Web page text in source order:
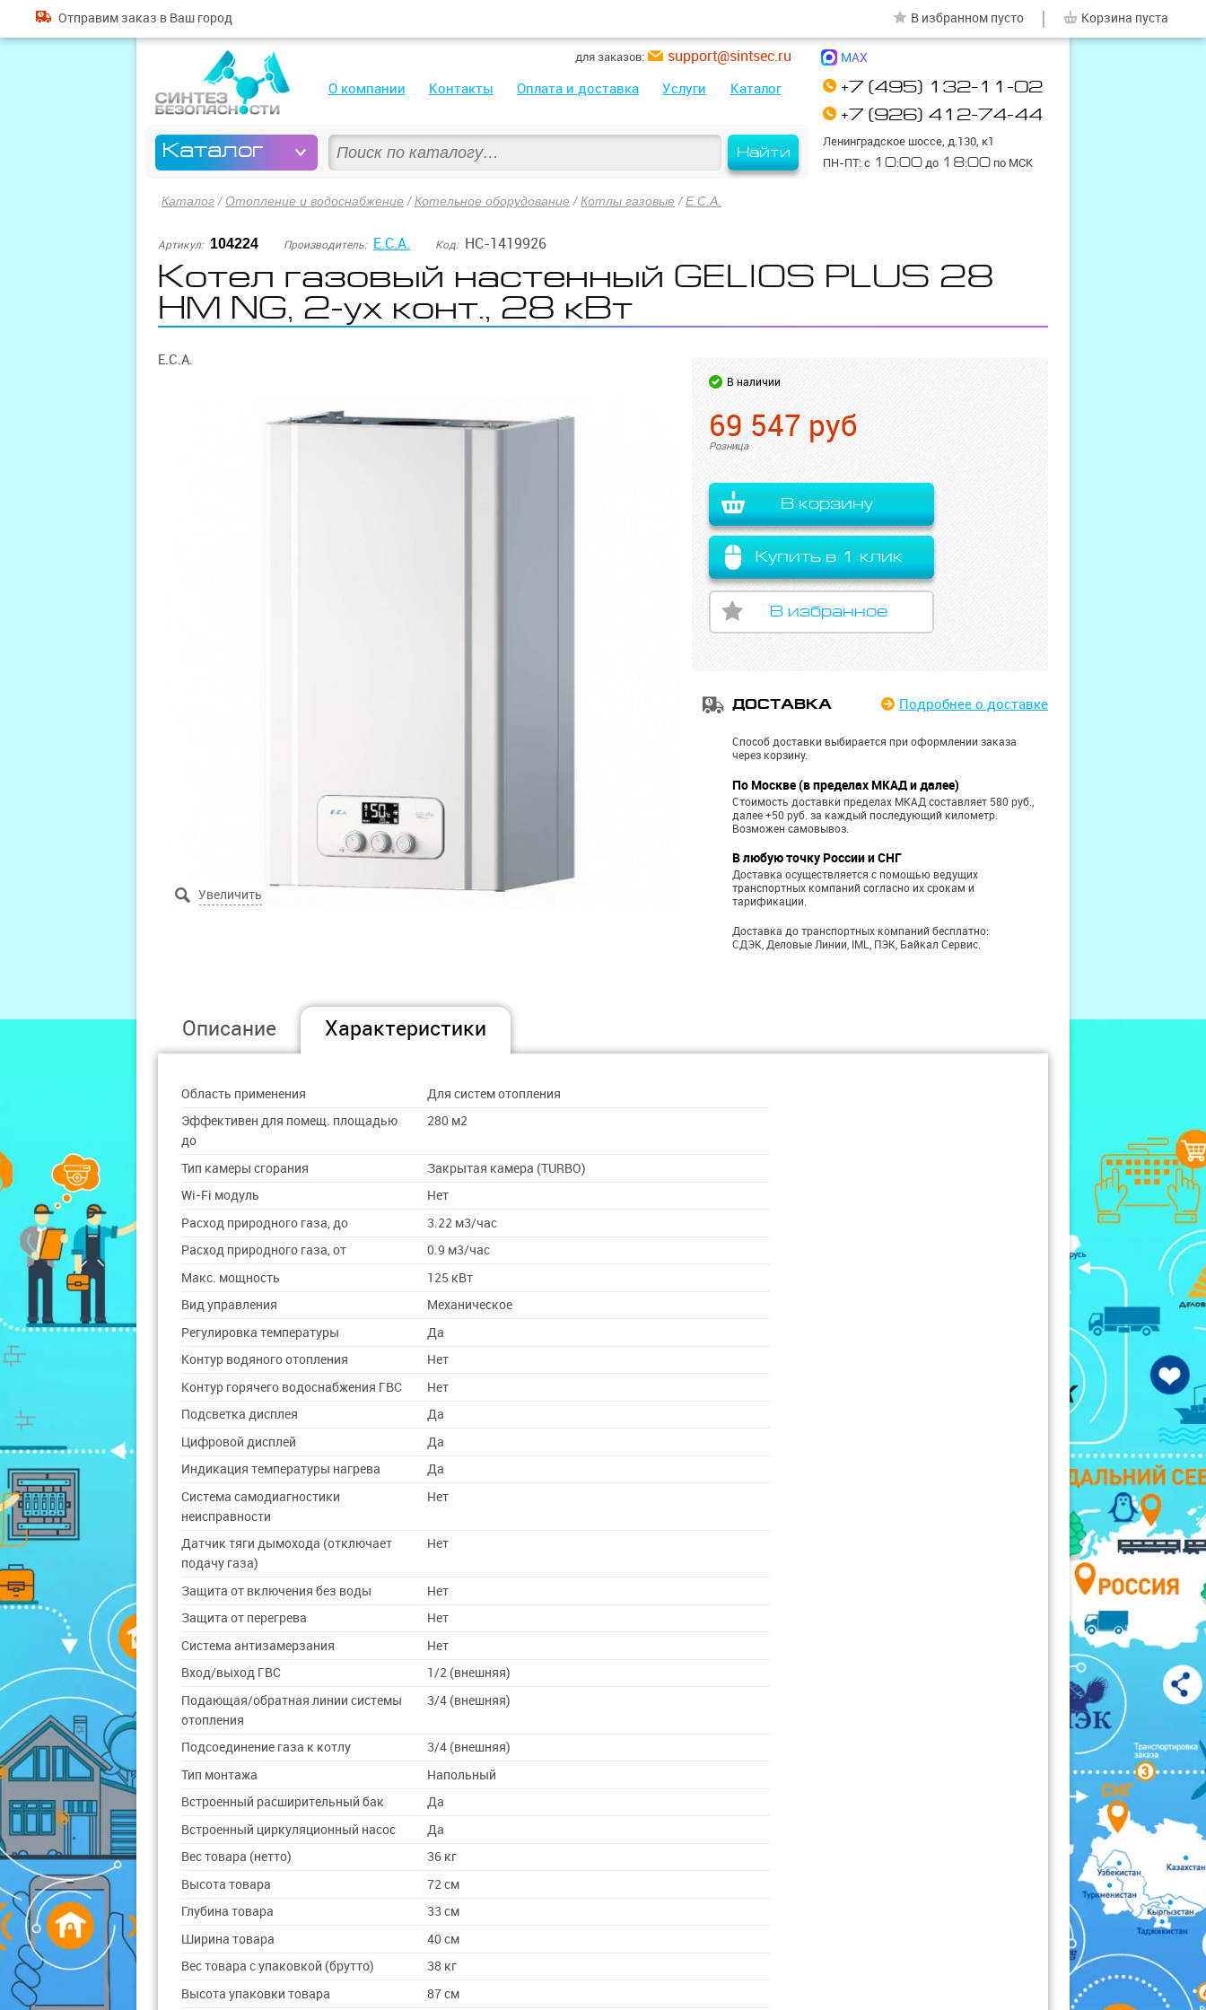
Найти
О компании Контакты Оплата и доставка Услуги Каталог
Каталог
+7 (495) 132-11-02
+7 (926) 412-74-44
Ленинградское шоссе, д.130, к1
ПН-ПТ: с 10:00 до 18:00 по МСК
для заказов: support@sintsec.ru MAX
Отправим заказ в Ваш город В избранном пусто Корзина пуста
Каталог / Отопление и водоснабжение /Котельное оборудование /Котлы газовые /E.C.A.
Артикул: 104224 Производитель: E.C.A. Код: НС-1419926
Котел газовый настенный GELIOS PLUS 28
HM NG, 2-ух конт., 28 кВт
E.C.A.
В наличии
69 547 руб
Розница
В корзину
Купить в 1 клик
В избранное
ДОСТАВКА Подробнее о доставке
Способ доставки выбирается при оформлении заказа
через корзину.
По Москве (в пределах МКАД и далее)
Стоимость доставки пределах МКАД составляет 580 руб.,
далее +50 руб. за каждый последующий километр.
Возможен самовывоз.
В любую точку России и СНГ
Доставка осуществляется с помощью ведущих
транспортных компаний согласно их срокам и
тарификации.
Доставка до транспортных компаний бесплатно:
СДЭК, Деловые Линии, IML, ПЭК, Байкал Сервис.
Описание Характеристики
Область применения
Для систем отопления
Эффективен для помещ. площадью
до
280 м2
Тип камеры сгорания
Закрытая камера (TURBO)
Wi-Fi модуль
Нет
Расход природного газа, до
3.22 м3/час
Расход природного газа, от
0.9 м3/час
Макс. мощность
125 кВт
Вид управления
Механическое
Регулировка температуры
Да
Контур водяного отопления
Нет
Контур горячего водоснабжения ГВС
Нет
Подсветка дисплея
Да
Цифровой дисплей
Да
Индикация температуры нагрева
Да
Система самодиагностики
неисправности
Нет
Датчик тяги дымохода (отключает
подачу газа)
Нет
Защита от включения без воды
Нет
Защита от перегрева
Нет
Система антизамерзания
Нет
Вход/выход ГВС
1/2 (внешняя)
Подающая/обратная линии системы
отопления
3/4 (внешняя)
Подсоединение газа к котлу
3/4 (внешняя)
Тип монтажа
Напольный
Встроенный расширительный бак
Да
Встроенный циркуляционный насос
Да
Вес товара (нетто)
36 кг
Высота товара
72 см
Глубина товара
33 см
Ширина товара
40 см
Вес товара с упаковкой (брутто)
38 кг
Высота упаковки товара
87 см